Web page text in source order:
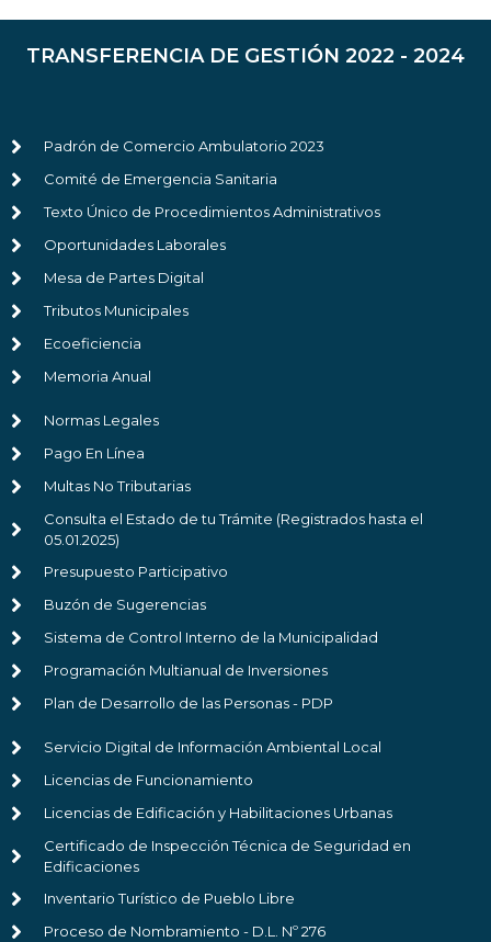
TRANSFERENCIA DE GESTIÓN 2022 - 2024
Padrón de Comercio Ambulatorio 2023
Comité de Emergencia Sanitaria
Texto Único de Procedimientos Administrativos
Oportunidades Laborales
Mesa de Partes Digital
Tributos Municipales
Ecoeficiencia
Memoria Anual
Normas Legales
Pago En Línea
Multas No Tributarias
Consulta el Estado de tu Trámite (Registrados hasta el
05.01.2025)
Presupuesto Participativo
Buzón de Sugerencias
Sistema de Control Interno de la Municipalidad
Programación Multianual de Inversiones
Plan de Desarrollo de las Personas - PDP
Servicio Digital de Información Ambiental Local
Licencias de Funcionamiento
Licencias de Edificación y Habilitaciones Urbanas
Certificado de Inspección Técnica de Seguridad en
Edificaciones
Inventario Turístico de Pueblo Libre
Proceso de Nombramiento - D.L. Nº 276